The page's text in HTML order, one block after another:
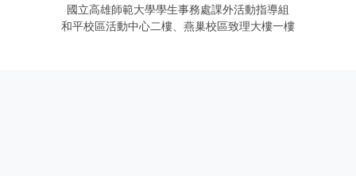
國立高雄師範大學學生事務處課外活動指導組
和平校區活動中心二樓、燕巢校區致理大樓一樓